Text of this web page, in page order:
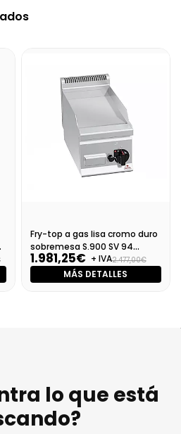
Fry-top a gas lisa cromo duro
sobremesa S.900 SV 94
FTGS-CR-T
1.981,25€ + IVA2.477,00€
MÁS DETALLES
lo que está